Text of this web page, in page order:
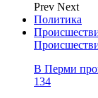
Prev Next
Политика
В Перми
134